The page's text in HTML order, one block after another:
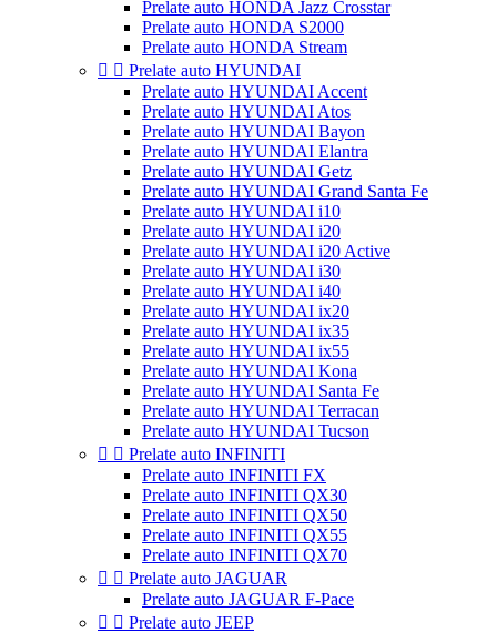
Prelate auto HONDA Jazz Crosstar
Prelate auto HONDA S2000
Prelate auto HONDA Stream
  Prelate auto HYUNDAI
Prelate auto HYUNDAI Accent
Prelate auto HYUNDAI Atos
Prelate auto HYUNDAI Bayon
Prelate auto HYUNDAI Elantra
Prelate auto HYUNDAI Getz
Prelate auto HYUNDAI Grand Santa Fe
Prelate auto HYUNDAI i10
Prelate auto HYUNDAI i20
Prelate auto HYUNDAI i20 Active
Prelate auto HYUNDAI i30
Prelate auto HYUNDAI i40
Prelate auto HYUNDAI ix20
Prelate auto HYUNDAI ix35
Prelate auto HYUNDAI ix55
Prelate auto HYUNDAI Kona
Prelate auto HYUNDAI Santa Fe
Prelate auto HYUNDAI Terracan
Prelate auto HYUNDAI Tucson
  Prelate auto INFINITI
Prelate auto INFINITI FX
Prelate auto INFINITI QX30
Prelate auto INFINITI QX50
Prelate auto INFINITI QX55
Prelate auto INFINITI QX70
  Prelate auto JAGUAR
Prelate auto JAGUAR F-Pace
  Prelate auto JEEP